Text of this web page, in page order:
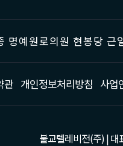
명예원로의원 현봉당
관 개인정보처리방침 사업
불교텔레비전(주) | 대